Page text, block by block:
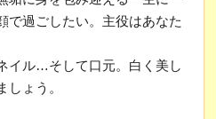
で過ごしたい。主役はあなた
イル…そして口元。白く美し
しょう。